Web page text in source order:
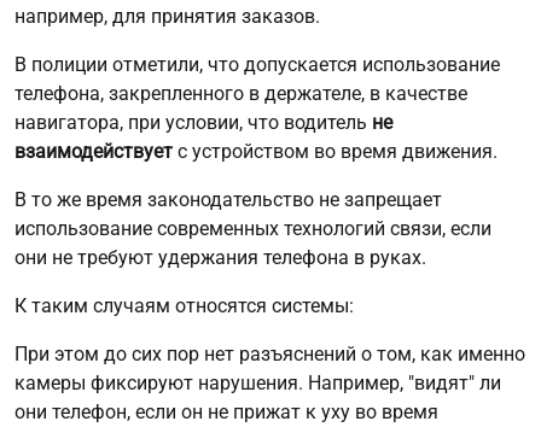
например, для принятия заказов.
В полиции отметили, что допускается использование
телефона, закрепленного в держателе, в качестве
навигатора, при условии, что водитель не
взаимодействует с устройством во время движения.
В то же время законодательство не запрещает
использование современных технологий связи, если
они не требуют удержания телефона в руках.
К таким случаям относятся системы:
При этом до сих пор нет разъяснений о том, как именно
камеры фиксируют нарушения. Например, "видят" ли
они телефон, если он не прижат к уху во время